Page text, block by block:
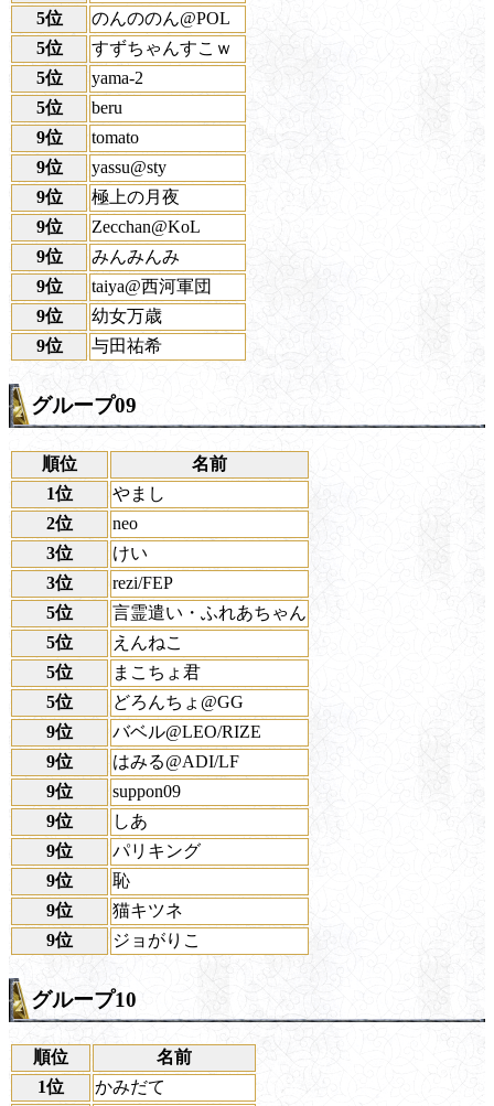
5位
のんののん@POL
5位
すずちゃんすこｗ
5位
yama-2
5位
beru
9位
tomato
9位
yassu@sty
9位
極上の月夜
9位
Zecchan@KoL
9位
みんみんみ
9位
taiya@西河軍団
9位
幼女万歳
9位
与田祐希
グループ09
順位
名前
1位
やまし
2位
neo
3位
けい
3位
rezi/FEP
5位
言霊遣い・ふれあちゃん
5位
えんねこ
5位
まこちょ君
5位
どろんちょ@GG
9位
バベル@LEO/RIZE
9位
はみる@ADI/LF
9位
suppon09
9位
しあ
9位
パリキング
9位
恥
9位
猫キツネ
9位
ジョがりこ
グループ10
順位
名前
1位
かみだて